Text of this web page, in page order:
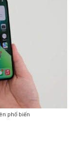
phổ biến